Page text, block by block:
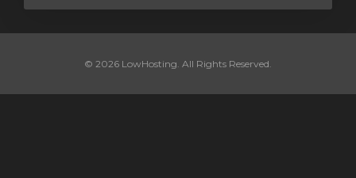
© 2026 LowHosting. All Rights Reserved.